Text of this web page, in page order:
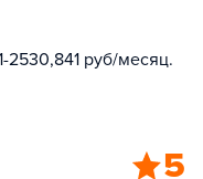
2530,841 руб/месяц.
5